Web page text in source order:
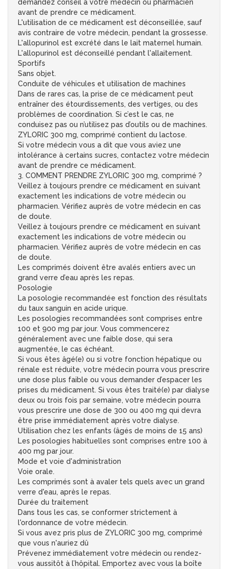
demandez conseil à votre médecin ou pharmacien
avant de prendre ce médicament.
L'utilisation de ce médicament est déconseillée, sauf
avis contraire de votre médecin, pendant la grossesse.
L'allopurinol est excrété dans le lait maternel humain.
L'allopurinol est déconseillé pendant l'allaitement.
Sportifs
Sans objet.
Conduite de véhicules et utilisation de machines
Dans de rares cas, la prise de ce médicament peut
entraîner des étourdissements, des vertiges, ou des
problèmes de coordination. Si c’est le cas, ne
conduisez pas ou n’utilisez pas d’outils ou de machines.
ZYLORIC 300 mg, comprimé contient du lactose.
Si votre médecin vous a dit que vous aviez une
intolérance à certains sucres, contactez votre médecin
avant de prendre ce médicament.
3. COMMENT PRENDRE ZYLORIC 300 mg, comprimé ?
Veillez à toujours prendre ce médicament en suivant
exactement les indications de votre médecin ou
pharmacien. Vérifiez auprès de votre médecin en cas
de doute.
Veillez à toujours prendre ce médicament en suivant
exactement les indications de votre médecin ou
pharmacien. Vérifiez auprès de votre médecin en cas
de doute.
Les comprimés doivent être avalés entiers avec un
grand verre d’eau après les repas.
Posologie
La posologie recommandée est fonction des résultats
du taux sanguin en acide urique.
Les posologies recommandées sont comprises entre
100 et 900 mg par jour. Vous commencerez
généralement avec une faible dose, qui sera
augmentée, le cas échéant.
Si vous êtes âgé(e) ou si votre fonction hépatique ou
rénale est réduite, votre médecin pourra vous prescrire
une dose plus faible ou vous demander d’espacer les
prises du médicament. Si vous êtes traité(e) par dialyse
deux ou trois fois par semaine, votre médecin pourra
vous prescrire une dose de 300 ou 400 mg qui devra
être prise immédiatement après votre dialyse.
Utilisation chez les enfants (âgés de moins de 15 ans)
Les posologies habituelles sont comprises entre 100 à
400 mg par jour.
Mode et voie d'administration
Voie orale.
Les comprimés sont à avaler tels quels avec un grand
verre d'eau, après le repas.
Durée du traitement
Dans tous les cas, se conformer strictement à
l'ordonnance de votre médecin.
Si vous avez pris plus de ZYLORIC 300 mg, comprimé
que vous n'auriez dû
Prévenez immédiatement votre médecin ou rendez-
vous aussitôt à l’hôpital. Emportez avec vous la boîte